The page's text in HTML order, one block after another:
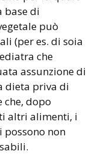
base di
può
(per es. di soia
che
assunzione di
dieta priva di
che, dopo
altri alimenti, i
possono non